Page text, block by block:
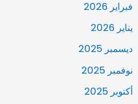
فبراير 2026
يناير 2026
ديسمبر 2025
نوفمبر 2025
أكتوبر 2025